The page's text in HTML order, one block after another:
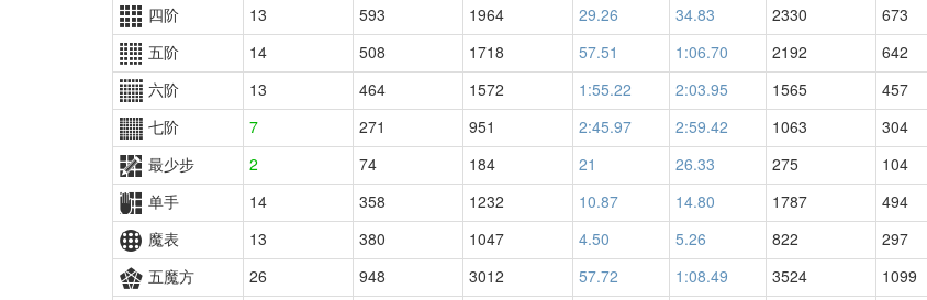
四阶
13 593 1964 29.26 34.83 2330 673
五阶
14 508 1718 57.51 1:06.70 2192 642
六阶
13 464 1572 1:55.22 2:03.95 1565 457
七阶
7 271 951 2:45.97 2:59.42 1063 304
最少步
2 74 184 21 26.33 275 104
单手
14 358 1232 10.87 14.80 1787 494
魔表
13 380 1047 4.50 5.26 822 297
五魔方
26 948 3012 57.72 1:08.49 3524 1099